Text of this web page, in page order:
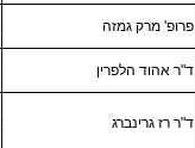
פרופ' מרק גמזה
ד"ר אהוד הלפרין
ד"ר רז גרינברג